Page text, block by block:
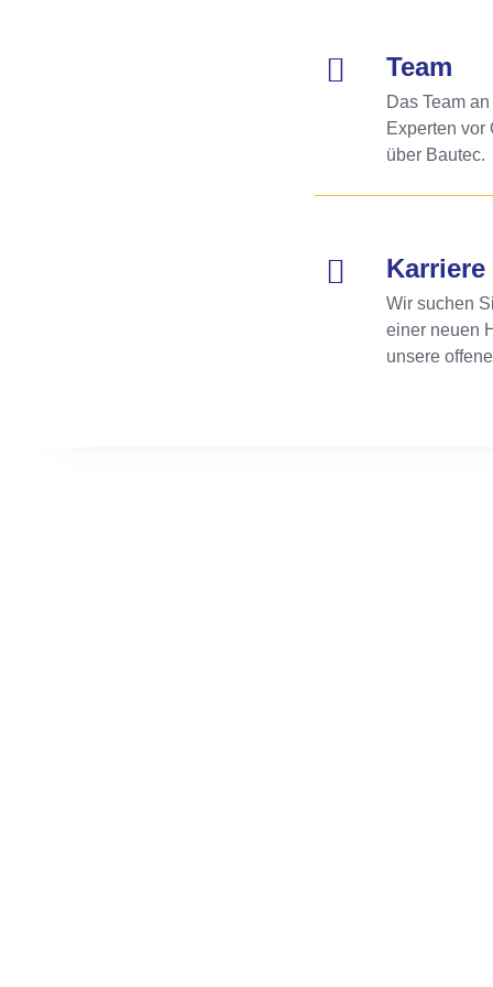
Team
Das Team
Experten vor
über Bautec.
Karriere
Wir suchen
einer neuen
unsere